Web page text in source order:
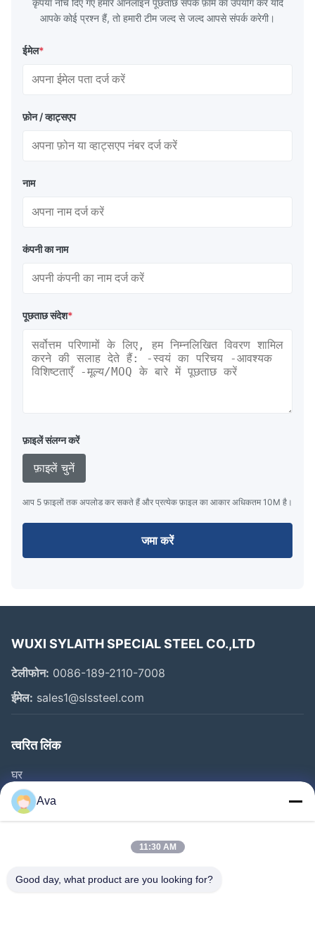
Q235,
कृपया नीचे दिए गए हमारे ऑनलाइन पूछताछ संपर्क फ़ॉर्म का उपयोग करें यदि
आपके कोई प्रश्न हैं, तो हमारी टीम जल्द से जल्द आपसे संपर्क करेगी।
ईमेल*
फ़ोन / व्हाट्सएप
नाम
कंपनी का नाम
पूछताछ संदेश*
फ़ाइलें संलग्न करें
फ़ाइलें चुनें
आप 5 फ़ाइलों तक अपलोड कर सकते हैं और प्रत्येक फ़ाइल का आकार अधिकतम 10M है।
जमा करें
WUXI SYLAITH SPECIAL STEEL CO.,LTD
टेलीफोन: 0086-189-2110-7008
ईमेल: sales1@slssteel.com
त्वरित लिंक
घर
उत्पाद
वीडियो
कारखाने का दौरा
Ava
11:30 AM
Good day, what product are you looking for?